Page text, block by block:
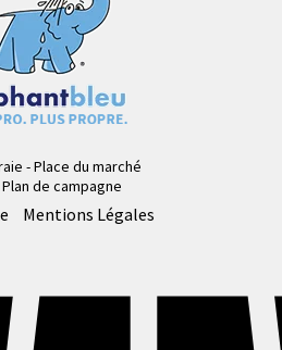
- Place du marché
de campagne
Mentions Légales